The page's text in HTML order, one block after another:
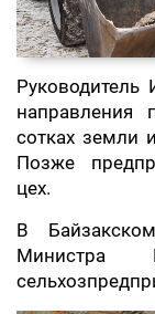
направления
сотках земли
Позже
цех.
В